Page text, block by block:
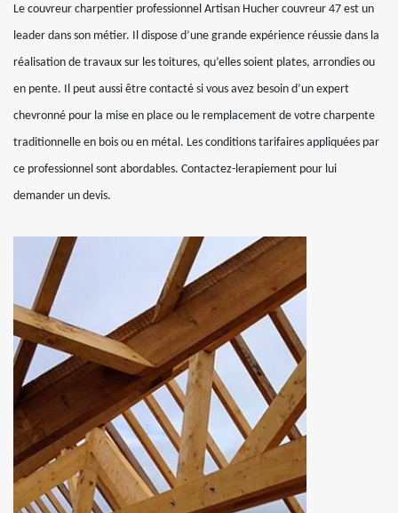
Le couvreur charpentier professionnel Artisan Hucher couvreur 47 est un
leader dans son métier. Il dispose d’une grande expérience réussie dans la
réalisation de travaux sur les toitures, qu’elles soient plates, arrondies ou
en pente. Il peut aussi être contacté si vous avez besoin d’un expert
chevronné pour la mise en place ou le remplacement de votre charpente
traditionnelle en bois ou en métal. Les conditions tarifaires appliquées par
ce professionnel sont abordables. Contactez-lerapiement pour lui
demander un devis.